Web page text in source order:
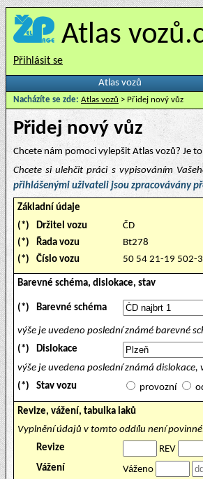
Atlas
Přihlásit se
Atlas vozů
Nacházíte se zde: Atlas vozů > Přidej nový vůz
Přidej nový vůz
Chcete nám pomoci vylepšit Atlas vozů? Je
Chcete si ulehčit práci s vypisováním
přihlášenými uživateli jsou zpracovávány
Základní údaje
(*)
Držitel vozu
ČD
(*)
Řada vozu
Bt278
(*)
Číslo vozu 50 54 21-19 502-3
Barevné schéma, dislokace, stav
(*) Barevné schéma
výše je uvedeno poslední známé barevné
(*)
Dislokace
výše je uvedena poslední známá
(*)
Stav vozu provozní
Revize, vážení, tabulka laků
Vyplnění údajů v tomto oddílu není
Revize
REV
Vážení
Váženo